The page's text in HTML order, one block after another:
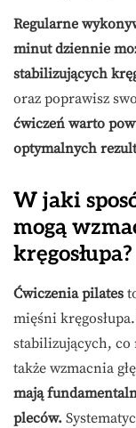
Regularne
minut dziennie
stabilizujących
oraz poprawisz
ćwiczeń warto
optymalnych
W jaki
mogą
kręgosłupa?
Ćwiczenia pilates
mięśni
stabilizujących, co
także wzmacnia
mają
pleców.